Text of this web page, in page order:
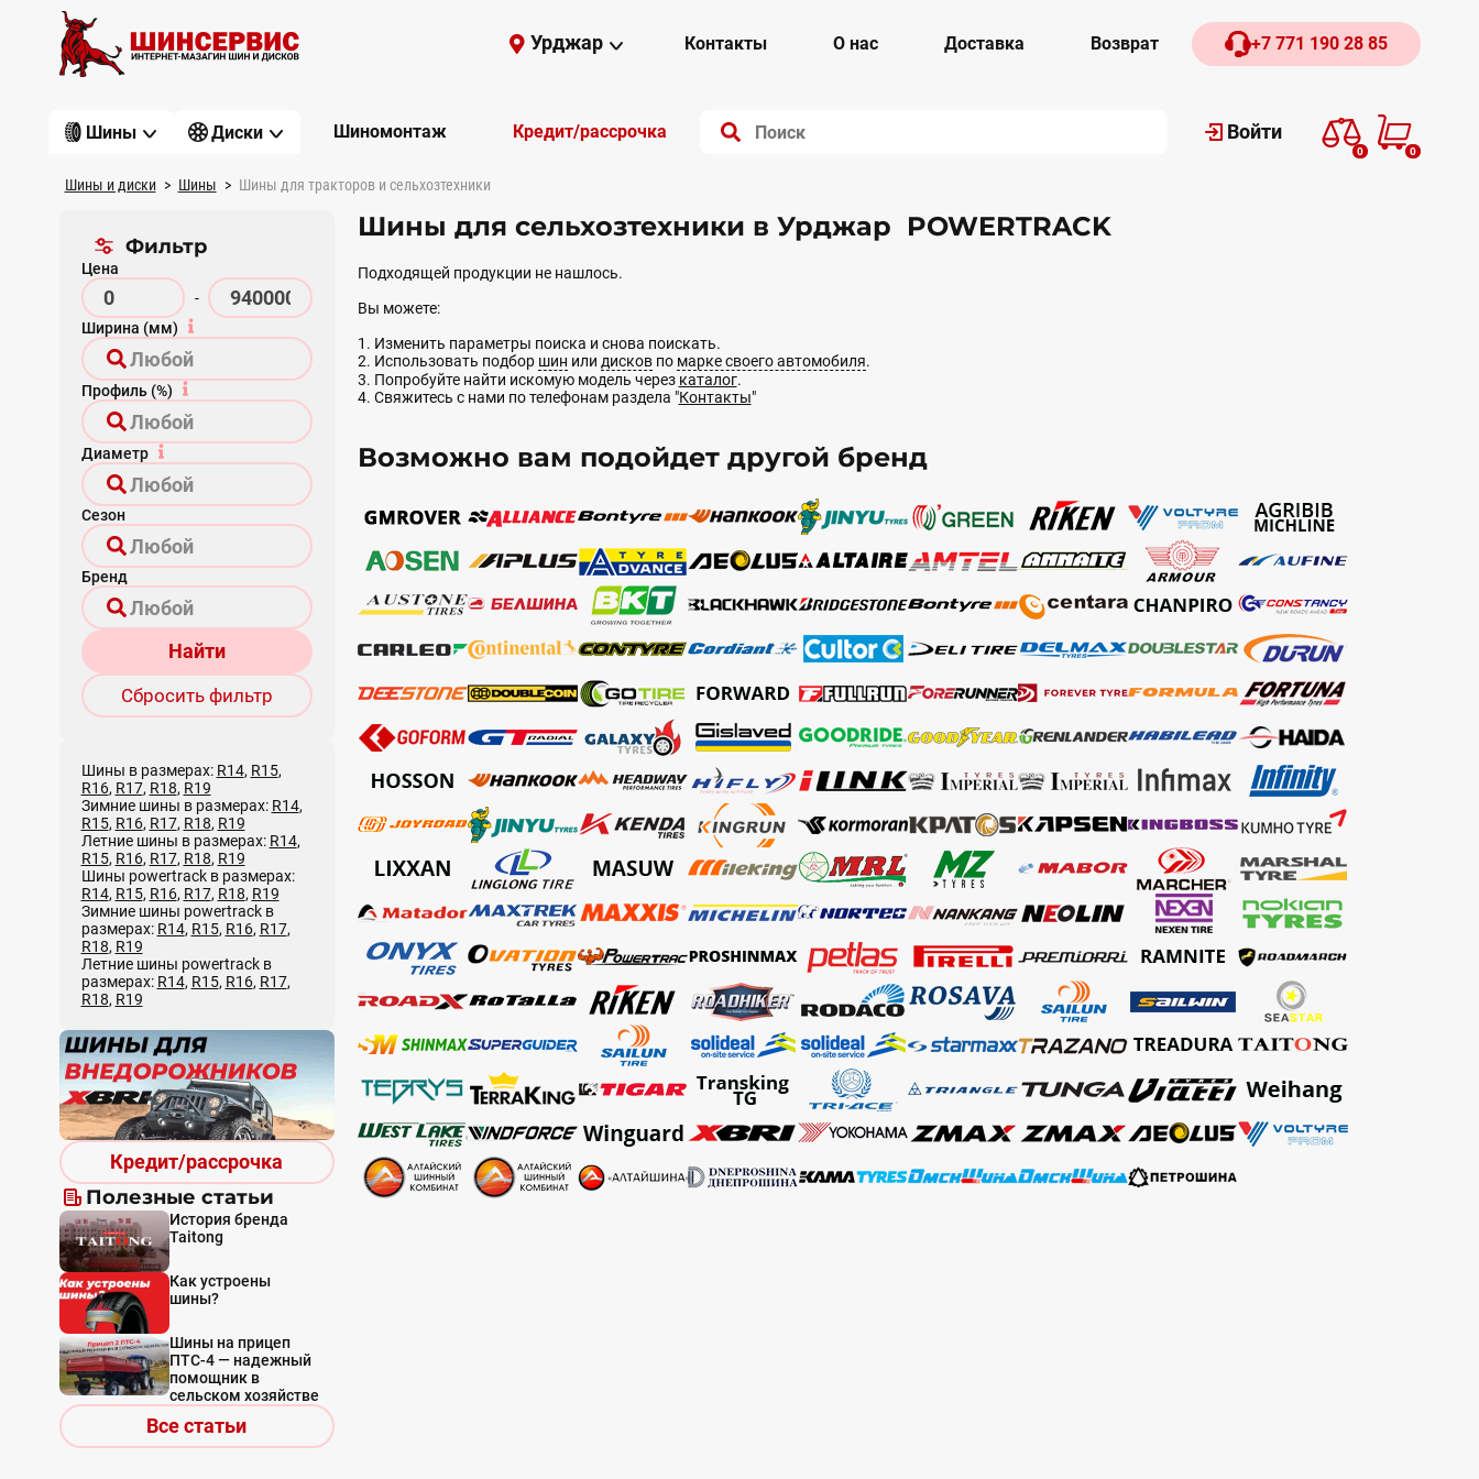
Урджар Контакты О нас Доставка Возврат +7 771 190 28 85
Шины Диски Шиномонтаж Кредит/рассрочка Войти
0 0
Шины и диски Шины Шины для тракторов и сельхозтехники
Фильтр
Цена
-
Ширина (мм)
Профиль (%)
Диаметр
Сезон
Бренд
Найти
Сбросить фильтр
Шины в размерах: R14, R15,
R16, R17, R18, R19
Зимние шины в размерах: R14,
R15, R16, R17, R18, R19
Летние шины в размерах: R14,
R15, R16, R17, R18, R19
Шины powertrack в размерах:
R14, R15, R16, R17, R18, R19
Зимние шины powertrack в
размерах: R14, R15, R16, R17,
R18, R19
Летние шины powertrack в
размерах: R14, R15, R16, R17,
R18, R19
Кредит/рассрочка
Полезные статьи
История бренда
Taitong
Как устроены
шины?
Шины на прицеп
ПТС-4 — надежный
помощник в
сельском хозяйстве
Все статьи
Шины для сельхозтехники в Урджар POWERTRACK
Подходящей продукции не нашлось.
Вы можете:
1. Изменить параметры поиска и снова поискать.
2. Использовать подбор шин или дисковпо марке своего автомобиля.
3. Попробуйте найти искомую модель через каталог.
4. Свяжитесь с нами по телефонам раздела "Контакты"
Возможно вам подойдет другой бренд